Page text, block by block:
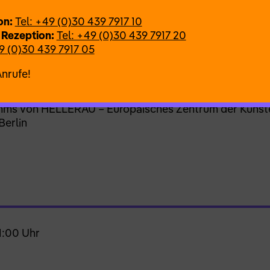
Raquel Rosildete
Barnes
F. Giacaman
in Kooperation mit dem Ballhaus Ost.
von HELLERAU – Europäisches Zentrum der
Uhr
Tel: +49 (0)30 439 7917 10
Tel: +49 (0)30 439 7917 20
(0)30 439 7917 05